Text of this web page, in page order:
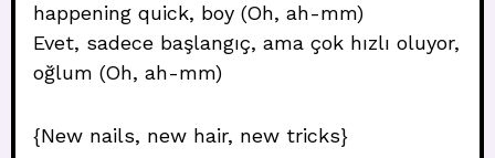
happening quick, boy (Oh, ah-mm)
Evet, sadece başlangıç, ama çok hızlı oluyor,
oğlum (Oh, ah-mm)
{New nails, new hair, new tricks}